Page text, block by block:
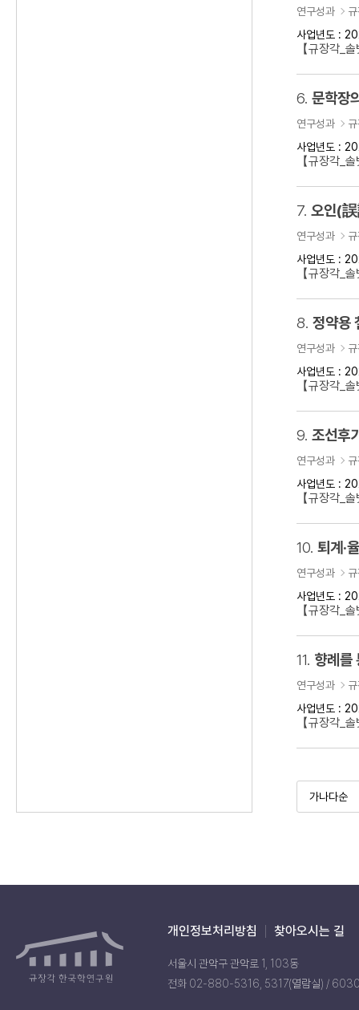
연구성과
사업년도 :
【규장각_
6. 문학장
연구성과
사업년도 :
【규장각_
7. 오인(誤
연구성과
사업년도 :
【규장각_
8. 정약용
연구성과
사업년도 :
【규장각_
9. 조선후
연구성과
사업년도 :
【규장각_
10. 퇴계·
연구성과
사업년도 :
【규장각_
11. 향례를
연구성과
사업년도 :
【규장각_
개인정보처리방침 찾아오시는 길
서울시 관악구 관악로 1, 103동
전화 02-880-5316, 5317(열람실) /